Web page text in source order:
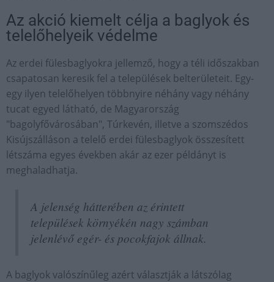
Az akció kiemelt célja a baglyok és
telelőhelyeik védelme
Az erdei fülesbaglyokra jellemző, hogy a téli időszakban
csapatosan keresik fel a települések belterületeit. Egy-
egy ilyen telelőhelyen többnyire néhány vagy néhány
tucat egyed látható, de Magyarország
"bagolyfővárosában", Túrkevén, illetve a szomszédos
Kisújszálláson a telelő erdei fülesbaglyok összesített
létszáma egyes években akár az ezer példányt is
meghaladhatja.
A jelenség hátterében az érintett
települések környékén nagy számban
jelenlévő egér- és pocokfajok állnak.
A baglyok valószínűleg azért választják a látszólag